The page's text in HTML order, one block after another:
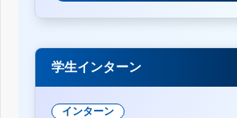
学生インターン
インターン